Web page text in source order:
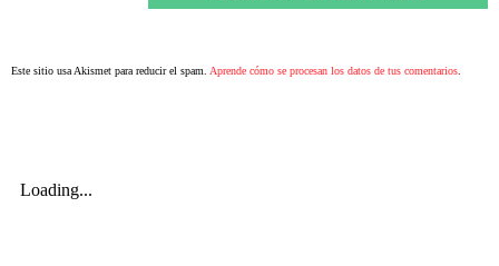
Este sitio usa Akismet para reducir el spam. Aprende cómo se procesan los datos de tus comentarios